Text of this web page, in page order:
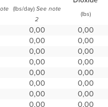
(lbs/day) See note
2
(lbs)
0,00
0,00
0,00
0,00
0,00
0,00
0,00
0,00
0,00
0,00
0,00
0,00
0,00
0,00
0,00
0,00